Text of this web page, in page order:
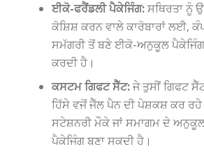
ਈਕੋ-ਫਰੈਂਡਲੀ ਪੈਕੇਜਿੰਗ:ਸਥਿਰਤਾ ਨੂੰ
ਕੋਸ਼ਿਸ਼ ਕਰਨ ਵਾਲੇ ਕਾਰੋਬਾਰਾਂ ਲਈ,
ਸਮੱਗਰੀ ਤੋਂ ਬਣੇ ਈਕੋ-ਅਨੁਕੂਲ ਪੈਕੇਜਿੰਗ
ਕਰਦੀ ਹੈ।
ਕਸਟਮ ਗਿਫਟ ਸੈੱਟ:ਜੇ ਤੁਸੀਂ ਗਿਫਟ
ਹਿੱਸੇ ਵਜੋਂ ਜੈੱਲ ਪੈਨ ਦੀ ਪੇਸ਼ਕਸ਼ ਕਰ ਰਹੇ
ਸਟੇਸ਼ਨਰੀ ਮੌਕੇ ਜਾਂ ਸਮਾਗਮ ਦੇ
ਪੈਕੇਜਿੰਗ ਬਣਾ ਸਕਦੀ ਹੈ।